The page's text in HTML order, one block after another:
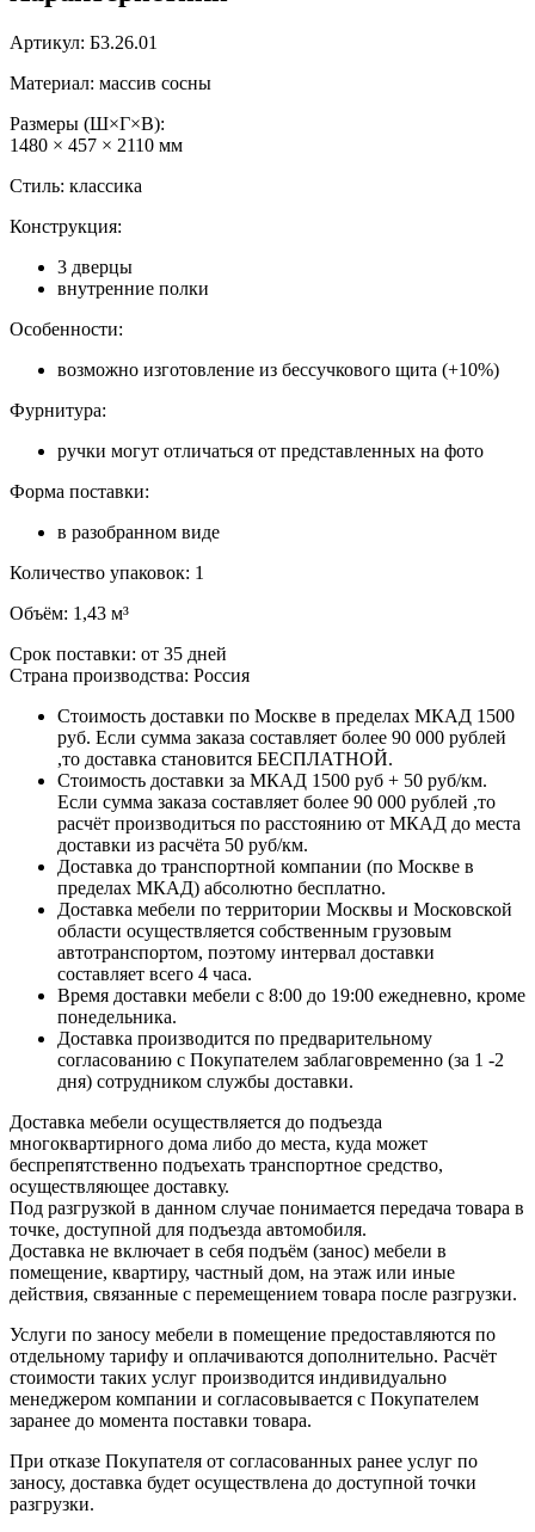
Артикул: Б3.26.01
Материал: массив сосны
Размеры (Ш×Г×В):
1480 × 457 × 2110 мм
Стиль: классика
Конструкция:
3 дверцы
внутренние полки
Особенности:
возможно изготовление из бессучкового щита (+10%)
Фурнитура:
ручки могут отличаться от представленных на фото
Форма поставки:
в разобранном виде
Количество упаковок: 1
Объём: 1,43 м³
Срок поставки: от 35 дней
Страна производства: Россия
Стоимость доставки по Москве в пределах МКАД 1500
руб. Если сумма заказа составляет более 90 000 рублей
,то доставка становится БЕСПЛАТНОЙ.
Стоимость доставки за МКАД 1500 руб + 50 руб/км.
Если сумма заказа составляет более 90 000 рублей ,то
расчёт производиться по расстоянию от МКАД до места
доставки из расчёта 50 руб/км.
Доставка до транспортной компании (по Москве в
пределах МКАД) абсолютно бесплатно.
Доставка мебели по территории Москвы и Московской
области осуществляется собственным грузовым
автотранспортом, поэтому интервал доставки
составляет всего 4 часа.
Время доставки мебели с 8:00 до 19:00 ежедневно, кроме
понедельника.
Доставка производится по предварительному
согласованию с Покупателем заблаговременно (за 1 -2
дня) сотрудником службы доставки.
Доставка мебели осуществляется до подъезда
многоквартирного дома либо до места, куда может
беспрепятственно подъехать транспортное средство,
осуществляющее доставку.
Под разгрузкой в данном случае понимается передача товара в
точке, доступной для подъезда автомобиля.
Доставка не включает в себя подъём (занос) мебели в
помещение, квартиру, частный дом, на этаж или иные
действия, связанные с перемещением товара после разгрузки.
Услуги по заносу мебели в помещение предоставляются по
отдельному тарифу и оплачиваются дополнительно. Расчёт
стоимости таких услуг производится индивидуально
менеджером компании и согласовывается с Покупателем
заранее до момента поставки товара.
При отказе Покупателя от согласованных ранее услуг по
заносу, доставка будет осуществлена до доступной точки
разгрузки.